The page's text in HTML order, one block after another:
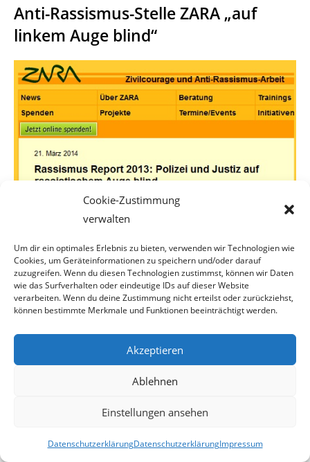
Cookie-Zustimmung
verwalten
Um dir ein optimales Erlebnis zu bieten, verwenden wir Technologien wie
Cookies, um Geräteinformationen zu speichern und/oder darauf
zuzugreifen. Wenn du diesen Technologien zustimmst, können wir Daten
wie das Surfverhalten oder eindeutige IDs auf dieser Website
verarbeiten. Wenn du deine Zustimmung nicht erteilst oder zurückziehst,
können bestimmte Merkmale und Funktionen beeinträchtigt werden.
Akzeptieren
Ablehnen
Einstellungen ansehen
DatenschutzerklärungDatenschutzerklärungImpressum
Anti-Rassismus-Stelle ZARA „auf
linkem Auge blind“
Der vom Privatverein ZARA präsentierte sogenannte
„Rassismus-Report“ sei das Papier auf
unerheblich, sagte der der freiheitliche Bereichs-
Bundesvorsitzender Bundesrat Werner Herbert.
„Hier sind lediglich subjektive Empfindlichkeiten